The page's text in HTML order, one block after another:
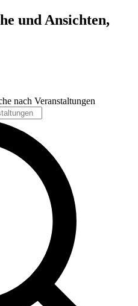
und Ansichten,
nach Veranstaltungen